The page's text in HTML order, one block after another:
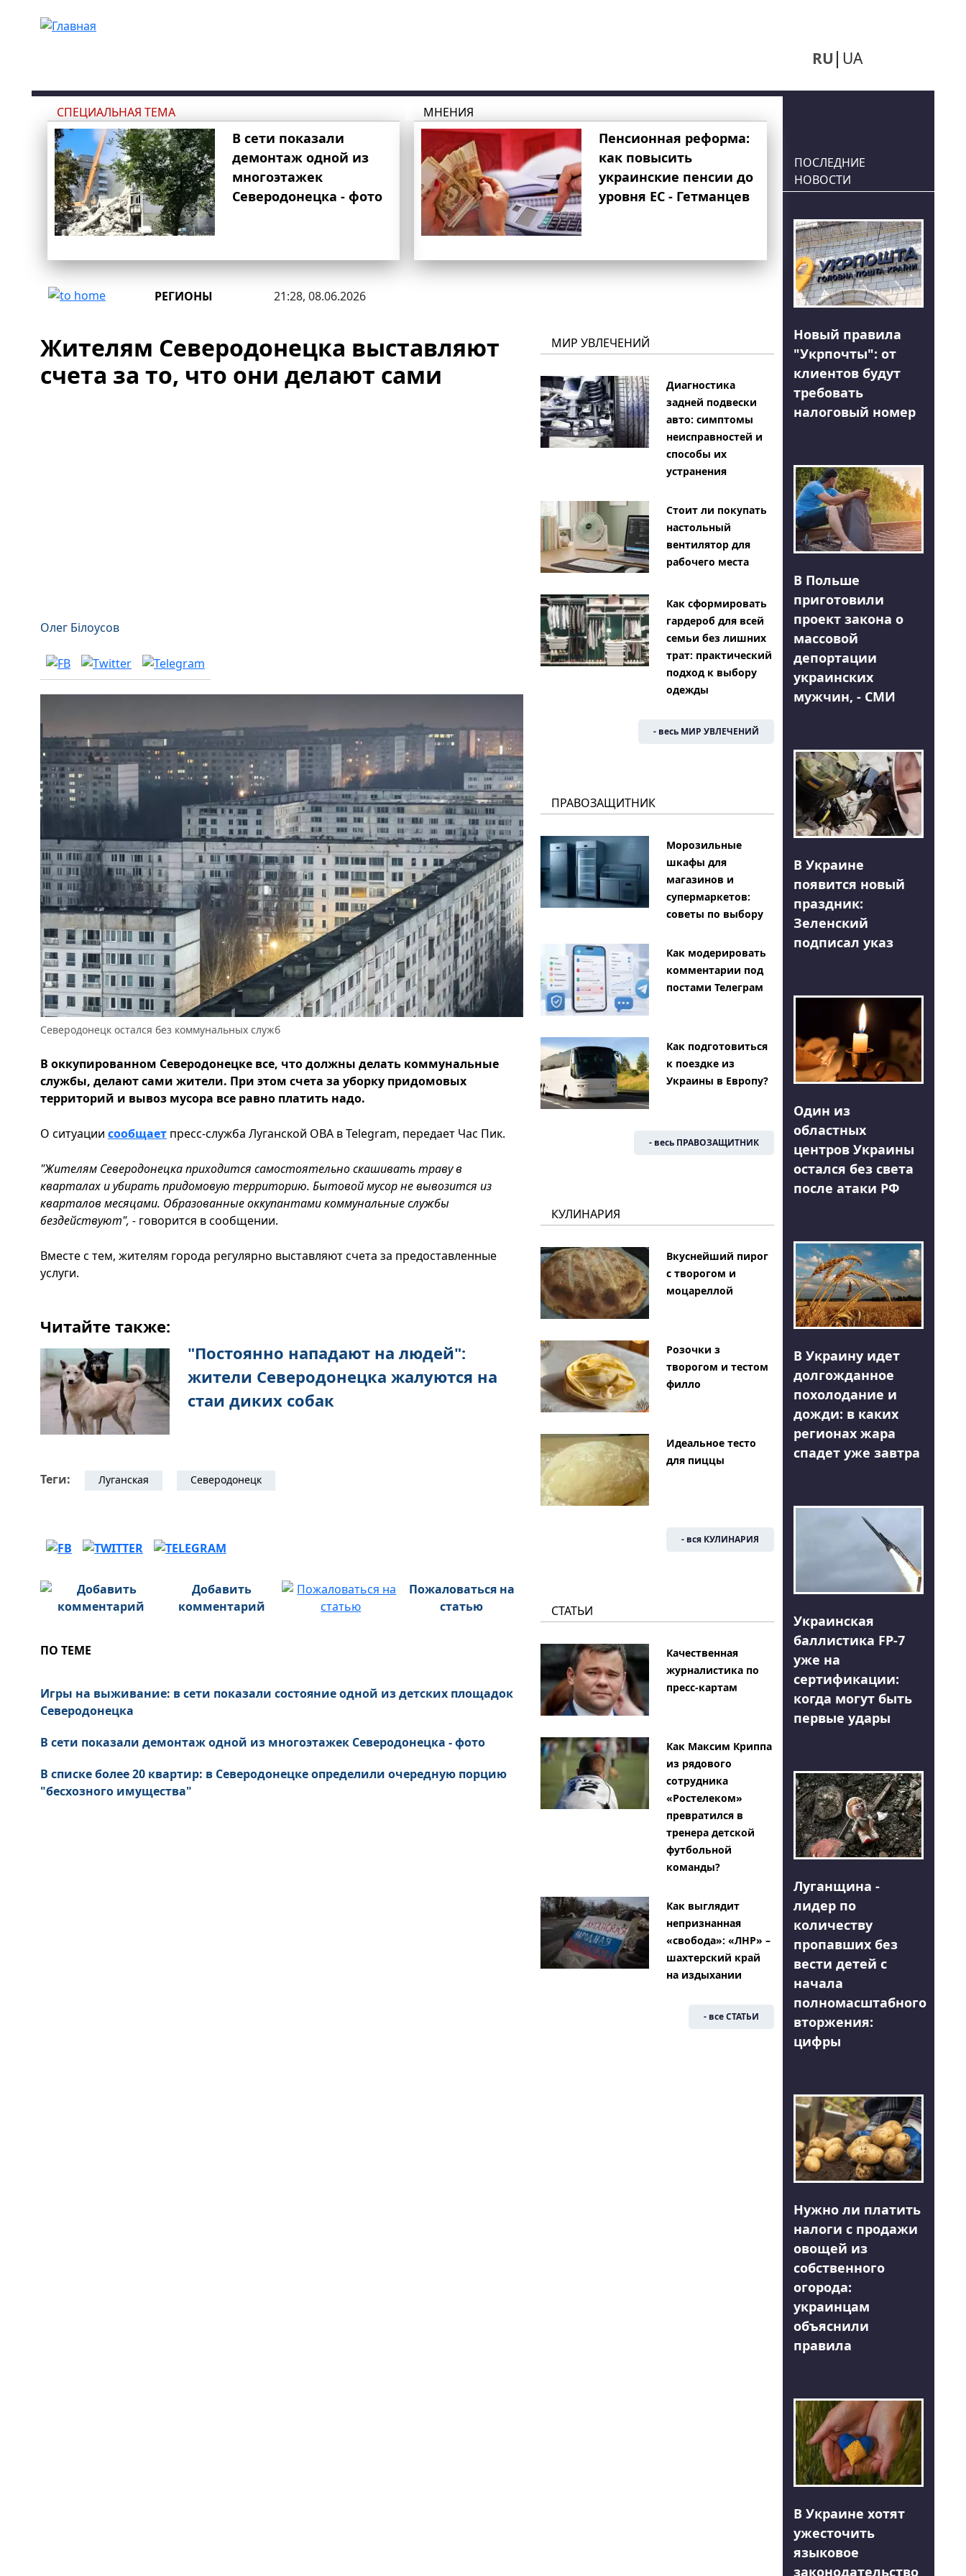
RU UA
СПЕЦИАЛЬНАЯ ТЕМА
В сети показали
демонтаж одной из
многоэтажек
Северодонецка - фото
МНЕНИЯ
Пенсионная реформа:
как повысить
украинские пенсии до
уровня ЕС - Гетманцев
РЕГИОНЫ 21:28, 08.06.2026
Жителям Северодонецка выставляют
счета за то, что они делают сами
Олег Білоусов
Северодонецк остался без коммунальных служб
В оккупированном Северодонецке все, что должны делать коммунальные
службы, делают сами жители. При этом счета за уборку придомовых
территорий и вывоз мусора все равно платить надо.
О ситуации сообщает пресс-служба Луганской ОВА в Telegram, передает Час Пик.
"Жителям Северодонецка приходится самостоятельно скашивать траву в
кварталах и убирать придомовую территорию. Бытовой мусор не вывозится из
кварталов месяцами. Образованные оккупантами коммунальные службы
бездействуют", - говорится в сообщении.
Вместе с тем, жителям города регулярно выставляют счета за предоставленные
услуги.
Читайте также:
"Постоянно нападают на людей":
жители Северодонецка жалуются на
стаи диких собак
Теги: Луганская Северодонецк
Добавить
комментарий
Пожаловаться на
статью
ПО ТЕМЕ
Игры на выживание: в сети показали состояние одной из детских площадок
Северодонецка
В сети показали демонтаж одной из многоэтажек Северодонецка - фото
В списке более 20 квартир: в Северодонецке определили очередную порцию
"бесхозного имущества"
МИР УВЛЕЧЕНИЙ
Диагностика
задней подвески
авто: симптомы
неисправностей и
способы их
устранения
Стоит ли покупать
настольный
вентилятор для
рабочего места
Как сформировать
гардероб для всей
семьи без лишних
трат: практический
подход к выбору
одежды
- весь МИР УВЛЕЧЕНИЙ
ПРАВОЗАЩИТНИК
Морозильные
шкафы для
магазинов и
супермаркетов:
советы по выбору
Как модерировать
комментарии под
постами Телеграм
Как подготовиться
к поездке из
Украины в Европу?
- весь ПРАВОЗАЩИТНИК
КУЛИНАРИЯ
Вкуснейший пирог
с творогом и
моцареллой
Розочки з
творогом и тестом
филло
Идеальное тесто
для пиццы
- вся КУЛИНАРИЯ
СТАТЬИ
Качественная
журналистика по
пресс-картам
Как Максим Криппа
из рядового
сотрудника
«Ростелеком»
превратился в
тренера детской
футбольной
команды?
Как выглядит
непризнанная
«свобода»: «ЛНР» –
шахтерский край
на издыхании
- все СТАТЬИ
ПОСЛЕДНИЕ
НОВОСТИ
Новый правила
"Укрпочты": от
клиентов будут
требовать
налоговый номер
В Польше
приготовили
проект закона о
массовой
депортации
украинских
мужчин, - СМИ
В Украине
появится новый
праздник:
Зеленский
подписал указ
Один из
областных
центров Украины
остался без света
после атаки РФ
В Украину идет
долгожданное
похолодание и
дожди: в каких
регионах жара
спадет уже завтра
Украинская
баллистика FP-7
уже на
сертификации:
когда могут быть
первые удары
Луганщина -
лидер по
количеству
пропавших без
вести детей с
начала
полномасштабного
вторжения:
цифры
Нужно ли платить
налоги с продажи
овощей из
собственного
огорода:
украинцам
объяснили
правила
В Украине хотят
ужесточить
языковое
законодательство